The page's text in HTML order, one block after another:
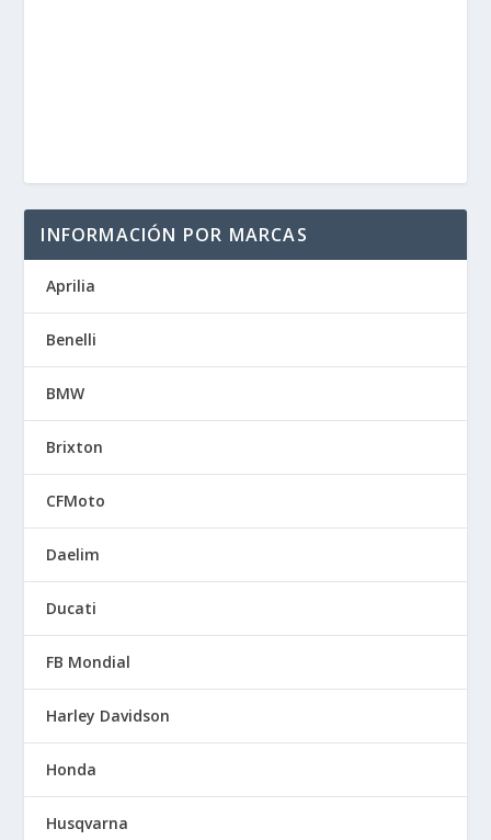
INFORMACIÓN POR MARCAS
Aprilia
Benelli
BMW
Brixton
CFMoto
Daelim
Ducati
FB Mondial
Harley Davidson
Honda
Husqvarna